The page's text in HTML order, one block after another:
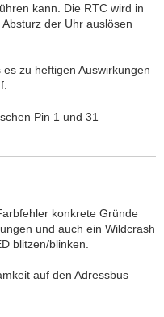
kann. Die RTC wird in
der Uhr auslösen
zu heftigen Auswirkungen
Pin 1 und 31
konkrete Gründe
und auch ein Wildcrash
blitzen/blinken.
auf den Adressbus